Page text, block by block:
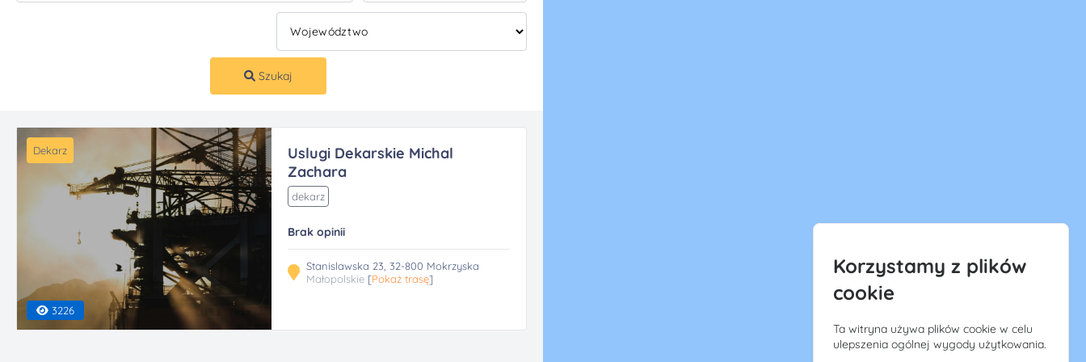
Szukaj
Dekarz
3226
Uslugi Dekarskie Michal
Zachara
dekarz
Brak opinii
Stanislawska 23, 32-800 Mokrzyska
Małopolskie [Pokaż trasę]
Korzystamy z plików
cookie
Ta witryna używa plików cookie w celu
ulepszenia ogólnej wygody użytkowania.